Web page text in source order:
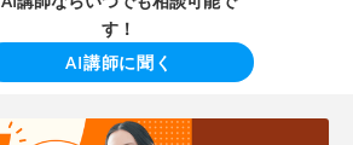
す！
AI講師に聞く